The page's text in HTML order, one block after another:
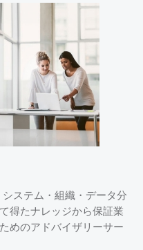
ステム・組織・データ分
得たナレッジから保証業
めのアドバイザリーサー